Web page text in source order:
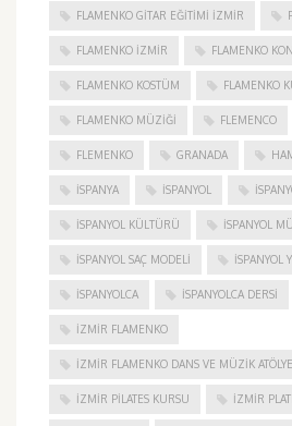
FLAMENKO GITAR EĞITIMI İZMIR
FLAMENKO IZMIR FLAMENKO
FLAMENKO KOSTÜM FLAMENKO
FLAMENKO MÜZIĞI FLEMENCO
FLEMENKO GRANADA
ISPANYA İSPANYOL
İSPANYOL KÜLTÜRÜ İSPANYOL
İSPANYOL SAÇ MODELI İSPANYOL
İSPANYOLCA İSPANYOLCA DERSI
IZMIR FLAMENKO
İZMIR FLAMENKO DANS VE MÜZIK
İZMIR PILATES KURSU İZMIR